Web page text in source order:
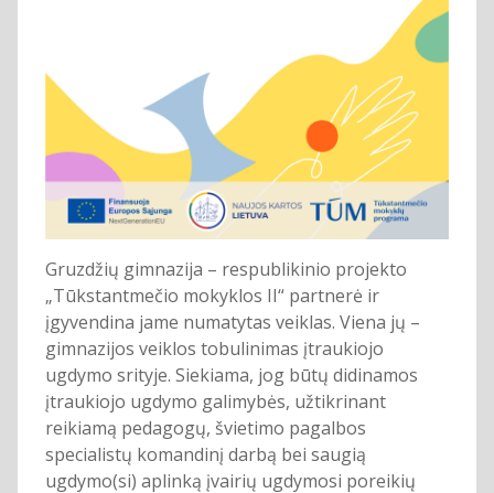
Gruzdžių gimnazija – respublikinio projekto
„Tūkstantmečio mokyklos II“ partnerė ir
įgyvendina jame numatytas veiklas. Viena jų –
gimnazijos veiklos tobulinimas įtraukiojo
ugdymo srityje. Siekiama, jog būtų didinamos
įtraukiojo ugdymo galimybės, užtikrinant
reikiamą pedagogų, švietimo pagalbos
specialistų komandinį darbą bei saugią
ugdymo(si) aplinką įvairių ugdymosi poreikių